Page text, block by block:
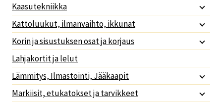
Kaasutekniikka
Kattoluukut, ilmanvaihto, ikkunat
Korin ja sisustuksen osat ja korjaus
Lahjakortit ja lelut
Lämmitys, Ilmastointi, Jääkaapit
Markiisit, etukatokset ja tarvikkeet